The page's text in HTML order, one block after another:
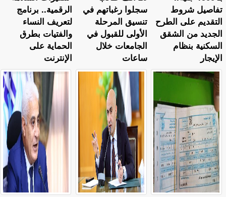
الرقمية.. برنامج
لتعريف النساء
والفتيات بطرق
الحماية على
الإنترنت
سجلوا رغباتهم في
تنسيق المرحلة
الأولى للقبول في
الجامعات خلال
ساعات
تفاصيل شروط
التقديم على الطرح
الجديد من الشقق
السكنية بنظام
الإيجار